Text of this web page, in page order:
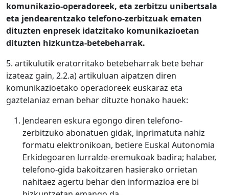
komunikazio-operadoreek, eta zerbitzu unibertsala
eta jendearentzako telefono-zerbitzuak ematen
dituzten enpresek idatzitako komunikazioetan
dituzten hizkuntza-betebeharrak.
5. artikulutik eratorritako betebeharrak bete behar
izateaz gain, 2.2.a) artikuluan aipatzen diren
komunikazioetako operadoreek euskaraz eta
gaztelaniaz eman behar dituzte honako hauek:
Jendearen eskura egongo diren telefono-
zerbitzuko abonatuen gidak, inprimatuta nahiz
formatu elektronikoan, betiere Euskal Autonomia
Erkidegoaren lurralde-eremukoak badira; halaber,
telefono-gida bakoitzaren hasierako orrietan
nahitaez agertu behar den informazioa ere bi